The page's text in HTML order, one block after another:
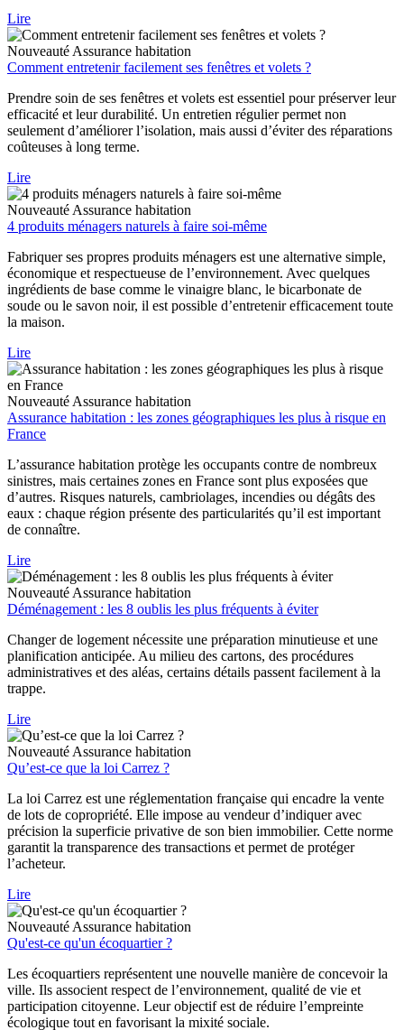
Lire
Nouveauté Assurance habitation
Comment entretenir facilement ses fenêtres et volets ?
Prendre soin de ses fenêtres et volets est essentiel pour préserver leur
efficacité et leur durabilité. Un entretien régulier permet non
seulement d’améliorer l’isolation, mais aussi d’éviter des réparations
coûteuses à long terme.
Lire
Nouveauté Assurance habitation
4 produits ménagers naturels à faire soi-même
Fabriquer ses propres produits ménagers est une alternative simple,
économique et respectueuse de l’environnement. Avec quelques
ingrédients de base comme le vinaigre blanc, le bicarbonate de
soude ou le savon noir, il est possible d’entretenir efficacement toute
la maison.
Lire
Nouveauté Assurance habitation
Assurance habitation : les zones géographiques les plus à risque en
France
L’assurance habitation protège les occupants contre de nombreux
sinistres, mais certaines zones en France sont plus exposées que
d’autres. Risques naturels, cambriolages, incendies ou dégâts des
eaux : chaque région présente des particularités qu’il est important
de connaître.
Lire
Nouveauté Assurance habitation
Déménagement : les 8 oublis les plus fréquents à éviter
Changer de logement nécessite une préparation minutieuse et une
planification anticipée. Au milieu des cartons, des procédures
administratives et des aléas, certains détails passent facilement à la
trappe.
Lire
Nouveauté Assurance habitation
Qu’est-ce que la loi Carrez ?
La loi Carrez est une réglementation française qui encadre la vente
de lots de copropriété. Elle impose au vendeur d’indiquer avec
précision la superficie privative de son bien immobilier. Cette norme
garantit la transparence des transactions et permet de protéger
l’acheteur.
Lire
Nouveauté Assurance habitation
Qu'est-ce qu'un écoquartier ?
Les écoquartiers représentent une nouvelle manière de concevoir la
ville. Ils associent respect de l’environnement, qualité de vie et
participation citoyenne. Leur objectif est de réduire l’empreinte
écologique tout en favorisant la mixité sociale.